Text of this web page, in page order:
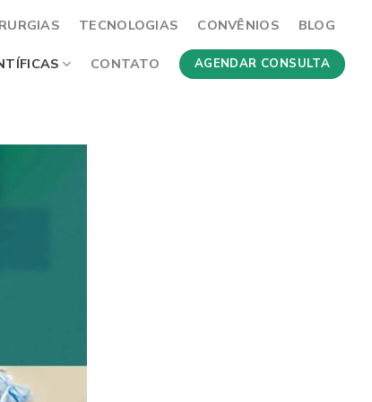
TECNOLOGIAS CONVÊNIOS BLOG
CONTATO AGENDAR CONSULTA